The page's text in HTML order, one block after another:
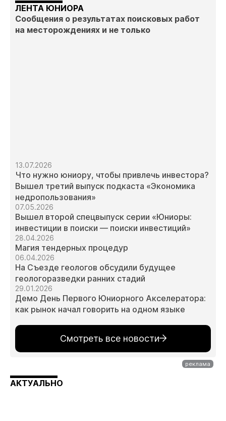
ЛЕНТА ЮНИОРА
Сообщения о результатах поисковых работ
на месторождениях и не только
13.07.2026
Что нужно юниору, чтобы привлечь инвестора?
Вышел третий выпуск подкаста «Экономика
недропользования»
07.05.2026
Вышел второй спецвыпуск серии «Юниоры:
инвестиции в поиски — поиски инвестиций»
28.04.2026
Магия тендерных процедур
06.04.2026
На Съезде геологов обсудили будущее
геологоразведки ранних стадий
29.01.2026
Демо День Первого Юниорного Акселератора:
как рынок начал говорить на одном языке
Смотреть все новости
АКТУАЛЬНО